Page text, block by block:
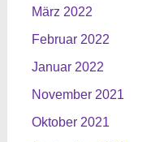
März 2022
Februar 2022
Januar 2022
November 2021
Oktober 2021